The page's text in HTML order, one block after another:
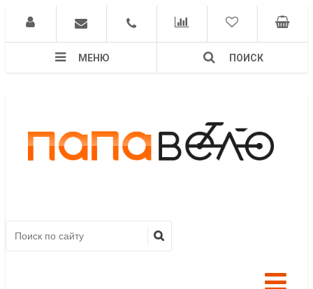
МЕНЮ ПОИСК